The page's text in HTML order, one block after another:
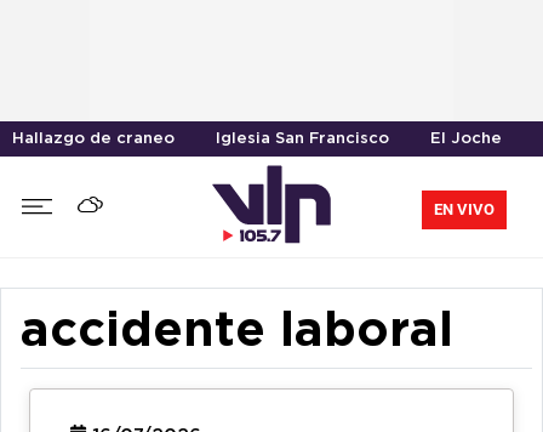
Hallazgo de craneo Iglesia San Francisco El Joche
EN VIVO
accidente laboral